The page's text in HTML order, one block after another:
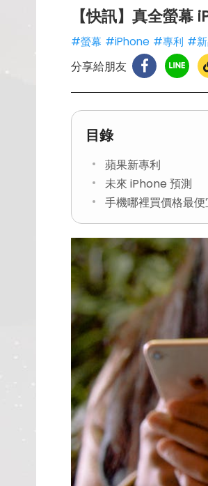
【快訊】真全螢
#螢幕 #iPhone #專利 #新
分享給朋友
目錄
蘋果新專利
未來 iPhone 預測
手機哪裡買價格最